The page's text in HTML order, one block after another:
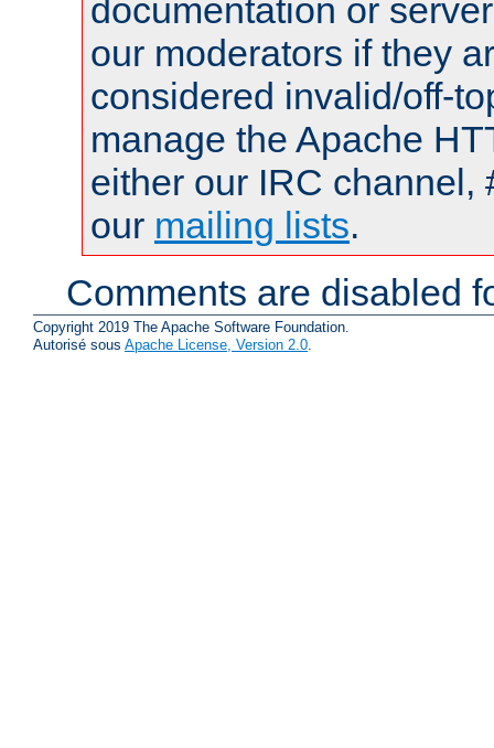
documentation or
our moderators if they
considered invalid/off-
manage the Apache
either our IRC channel,
our mailing lists.
Comments are disabled
Copyright 2019 The Apache Software Foundation.
Autorisé sous Apache License, Version 2.0